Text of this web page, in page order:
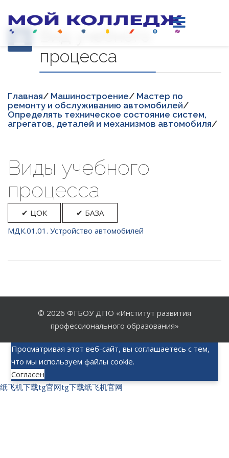
Вид учебного
процесса
Главная/ Машиностроение/ Мастер по
ремонту и обслуживанию автомобилей/
Определять техническое состояние систем,
агрегатов, деталей и механизмов автомобиля/
Виды учебного
процесса
✔ ЦОК
✔ БАЗА
МДК.01.01. Устройство автомобилей
© 2026 ФГБОУ ДПО «Институт развития
профессионального образования»
Просматривая этот веб-сайт, вы соглашаетесь с тем,
что мы используем файлы cookie.
Согласен
纸飞机下载tg官网tg下载纸飞机官网